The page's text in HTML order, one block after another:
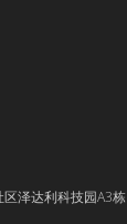
泽达利科技园A3栋